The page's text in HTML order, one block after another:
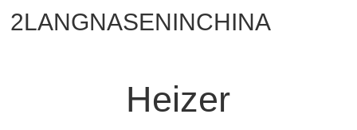
2LANGNASENINCHINA
Heizer